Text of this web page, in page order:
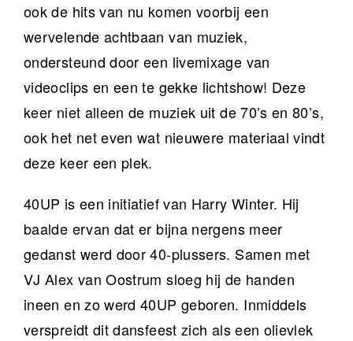
ook de hits van nu komen voorbij een
wervelende achtbaan van muziek,
ondersteund door een livemixage van
videoclips en een te gekke lichtshow! Deze
keer niet alleen de muziek uit de 70’s en 80’s,
ook het net even wat nieuwere materiaal vindt
deze keer een plek.
40UP is een initiatief van Harry Winter. Hij
baalde ervan dat er bijna nergens meer
gedanst werd door 40-plussers. Samen met
VJ Alex van Oostrum sloeg hij de handen
ineen en zo werd 40UP geboren. Inmiddels
verspreidt dit dansfeest zich als een olievlek